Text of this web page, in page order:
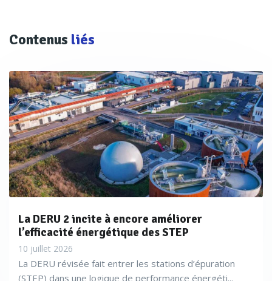
Contenus liés
La DERU 2 incite à encore améliorer
l’efficacité énergétique des STEP
10 juillet 2026
La DERU révisée fait entrer les stations d’épuration
(STEP) dans une logique de performance énergéti...